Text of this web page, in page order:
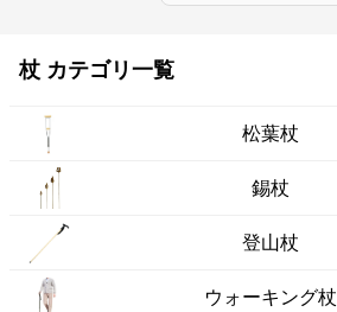
杖 カテゴリ一覧
松葉杖
錫杖
登山杖
ウォーキング杖